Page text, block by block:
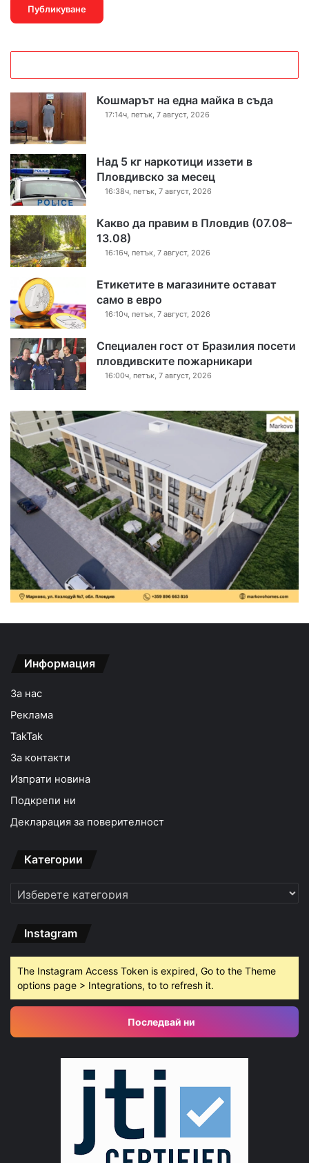
Кошмарът на една майка в съда
17:14ч, петък, 7 август, 2026
Над 5 кг наркотици иззети в
Пловдивско за месец
16:38ч, петък, 7 август, 2026
Какво да правим в Пловдив (07.08–
13.08)
16:16ч, петък, 7 август, 2026
Етикетите в магазините остават
само в евро
16:10ч, петък, 7 август, 2026
Специален гост от Бразилия посети
пловдивските пожарникари
16:00ч, петък, 7 август, 2026
Информация
За нас
Реклама
TakTak
За контакти
Изпрати новина
Подкрепи ни
Декларация за поверителност
Категории
Категории
Instagram
The Instagram Access Token is expired, Go to the Theme
options page > Integrations, to to refresh it.
Последвай ни